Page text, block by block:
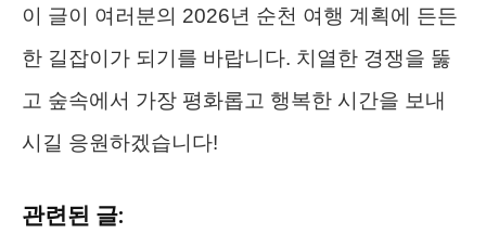
이 글이 여러분의 2026년 순천 여행 계획에 든든
한 길잡이가 되기를 바랍니다. 치열한 경쟁을 뚫
고 숲속에서 가장 평화롭고 행복한 시간을 보내
시길 응원하겠습니다!
관련된 글: